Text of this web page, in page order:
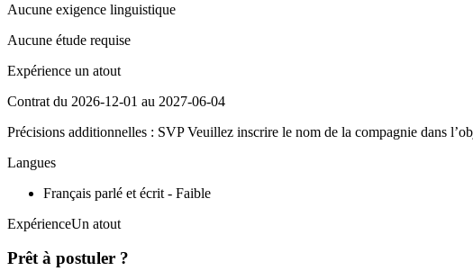
Aucune exigence linguistique
Aucune étude requise
Expérience un atout
Contrat du 2026-12-01 au 2027-06-04
Précisions additionnelles : SVP Veuillez inscrire le nom de la compagnie dans
Langues
Français parlé et écrit - Faible
ExpérienceUn atout
Prêt à postuler ?